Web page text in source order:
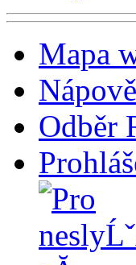
Mapa
Odběr